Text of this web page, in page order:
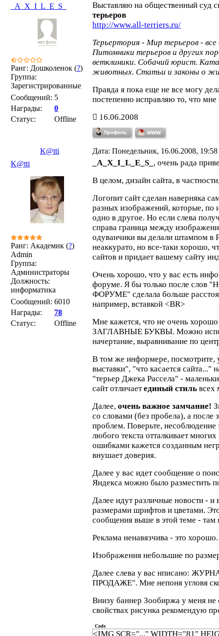
_A_X_I_L_E_S_
Ранг: Дошколенок (?)
Группа:
Зарегистрированные
Сообщений: 5
Награды:
0
Статус:
Offline
Выставляю на общественный суд
терьеров
http://www.all-terriers.ru/
Терьертория - Мир терьеров - все
Питомники терьеров и других
ветклиники. Собачий юрист.
животных. Статьи и законы о
Правда я пока еще не все могу
постепенно исправляю то, что
16.06.2008
K@tti
Дата: Понедельник, 16.06.2008,
K@tti
Ранг: Академик (?)
Admin
Группа:
Администраторы
Должность:
информатика
Сообщений: 6010
Награды:
78
Статус:
Offline
_A_X_I_L_E_S_ , очень рада
В целом, дизайн сайта, в
Логопит сайт сделан наверняка
разных изображений, которые, по
одно в другое. Но если слева
справа граница между
одуванчики вы делали штампом в
неаккурато, но все-таки хорошо,
сайтов и придает вашему сайту
Очень хорошо, что у вас есть
форуме. Я бы только после
ФОРУМЕ" сделала больше
например, вставкой <BR>
Мне кажется, что не очень хорошо
ЗАГЛАВНЫЕ БУКВЫ. Можно
начертание, выравнивание по
В том же информере, посмотрите,
выставки", "что касается сайта..."
"терьер Джека Рассела" -
сайт отличаетединый стиль всех
Далее, очень важное замчание!
со словами (без пробела), а после
проблем. Поверьте, несоблюдение
любого текста отталкивает
ошибками кажется созданным
внушает доверия.
Далее у вас идет сообщение о
Яндекса можно было разместить
Далее идут различные новости -
размерами шрифтов и цветами.
сообщения выше в этой теме - там
Реклама ненавязчива - это хорошо.
Изображения небольшие по
Далее слева у вас нписано:
ПРОДАЖЕ". Мне непоня угловя
Внизу баннер Зообиржа у меня не
свойствах рисунка рекомендую
Code
<IMG SCR="..." WIDTH="81"